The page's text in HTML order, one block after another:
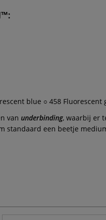
:
blue ○ 458 Fluorescent
van underbinding, waarbij er
een beetje